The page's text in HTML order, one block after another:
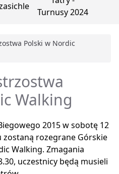
Polski w Nordic
Walking
2015 w sobotę 12
rozegrane Górskie
Walking. Zmagania
uczestnicy będą musieli